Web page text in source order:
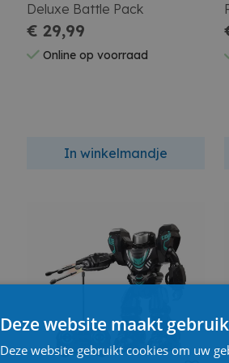
Deluxe Battle Pack
€ 29,99
Online op voorraad
In winkelmandje
Deze website maakt
Deze website gebruikt cookies om uw